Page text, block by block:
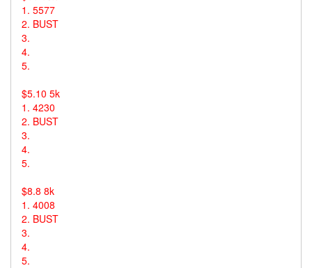
1. 5577
2. BUST
3.
4.
5.
$5.10 5k
1. 4230
2. BUST
3.
4.
5.
$8.8 8k
1. 4008
2. BUST
3.
4.
5.